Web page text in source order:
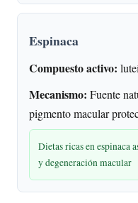
Espinaca
Compuesto activo:
Mecanismo: Fuente
pigmento macular
Dietas ricas en espinaca
y degeneración macular